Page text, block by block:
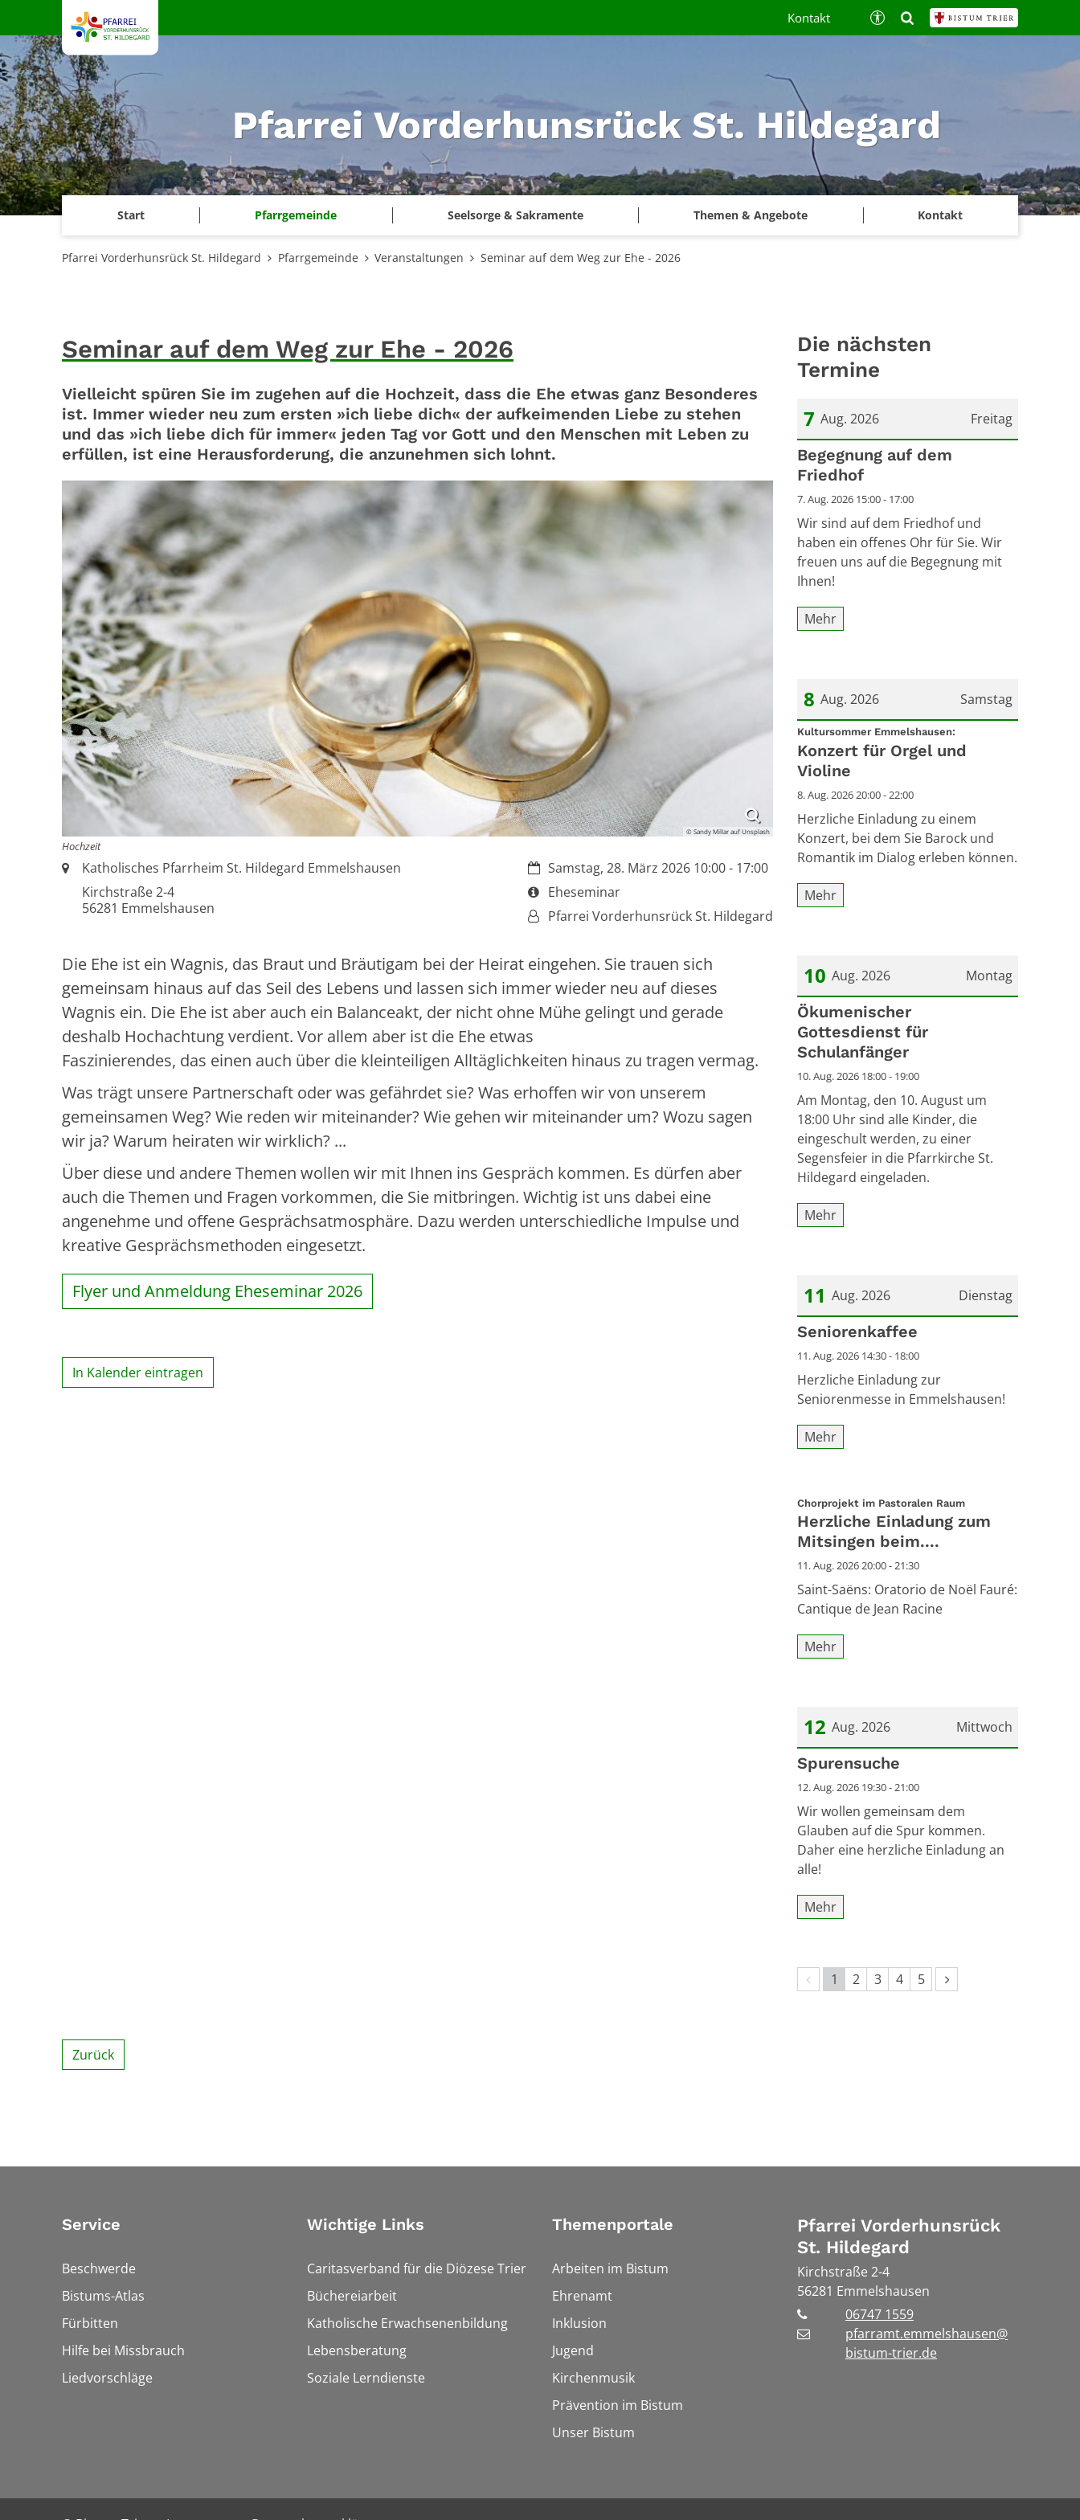
Zum Inhalt springen
Pfarrei Vorderhunsrück St. Hildegard
Start Pfarrgemeinde Seelsorge & Sakramente Themen & Angebote Kontakt
Kontakt
Pfarrei Vorderhunsrück St. Hildegard Pfarrgemeinde Veranstaltungen Seminar auf dem Weg zur Ehe - 2026
Seminar auf dem Weg zur Ehe - 2026
Vielleicht spüren Sie im zugehen auf die Hochzeit, dass die Ehe etwas ganz Besonderes
ist. Immer wieder neu zum ersten »ich liebe dich« der aufkeimenden Liebe zu stehen
und das »ich liebe dich für immer« jeden Tag vor Gott und den Menschen mit Leben zu
erfüllen, ist eine Herausforderung, die anzunehmen sich lohnt.
© Sandy Millar auf Unsplash
Hochzeit
Datum:
Samstag, 28. März 2026 10:00 - 17:00
Art bzw. Nummer:
Eheseminar
Von:Pfarrei Vorderhunsrück St. Hildegard
Ort:Katholisches Pfarrheim St. Hildegard Emmelshausen
Kirchstraße 2-4
56281 Emmelshausen
Die Ehe ist ein Wagnis, das Braut und Bräutigam bei der Heirat eingehen. Sie trauen sich
gemeinsam hinaus auf das Seil des Lebens und lassen sich immer wieder neu auf dieses
Wagnis ein. Die Ehe ist aber auch ein Balanceakt, der nicht ohne Mühe gelingt und gerade
deshalb Hochachtung verdient. Vor allem aber ist die Ehe etwas
Faszinierendes, das einen auch über die kleinteiligen Alltäglichkeiten hinaus zu tragen vermag.
Was trägt unsere Partnerschaft oder was gefährdet sie? Was erhoffen wir von unserem
gemeinsamen Weg? Wie reden wir miteinander? Wie gehen wir miteinander um? Wozu sagen
wir ja? Warum heiraten wir wirklich? ...
Über diese und andere Themen wollen wir mit Ihnen ins Gespräch kommen. Es dürfen aber
auch die Themen und Fragen vorkommen, die Sie mitbringen. Wichtig ist uns dabei eine
angenehme und offene Gesprächsatmosphäre. Dazu werden unterschiedliche Impulse und
kreative Gesprächsmethoden eingesetzt.
Flyer und Anmeldung Eheseminar 2026
In Kalender eintragen
Die nächsten
Termine
Freitag
7 Aug. 2026
Datum: 7. August 2026
Begegnung auf dem
Friedhof
7. Aug. 2026 15:00 - 17:00
Wir sind auf dem Friedhof und
haben ein offenes Ohr für Sie. Wir
freuen uns auf die Begegnung mit
Ihnen!
Mehr
Samstag
8 Aug. 2026
Datum: 8. August 2026
Kultursommer Emmelshausen:
Konzert für Orgel und
Violine
8. Aug. 2026 20:00 - 22:00
Herzliche Einladung zu einem
Konzert, bei dem Sie Barock und
Romantik im Dialog erleben können.
Mehr
Montag
10 Aug. 2026
Datum: 10. August 2026
Ökumenischer
Gottesdienst für
Schulanfänger
10. Aug. 2026 18:00 - 19:00
Am Montag, den 10. August um
18:00 Uhr sind alle Kinder, die
eingeschult werden, zu einer
Segensfeier in die Pfarrkirche St.
Hildegard eingeladen.
Mehr
Dienstag
11 Aug. 2026
Datum: 11. August 2026
Seniorenkaffee
11. Aug. 2026 14:30 - 18:00
Herzliche Einladung zur
Seniorenmesse in Emmelshausen!
Mehr
Chorprojekt im Pastoralen Raum:
Herzliche Einladung zum
Mitsingen beim....
11. Aug. 2026 20:00 - 21:30
Saint-Saëns: Oratorio de Noël Fauré:
Cantique de Jean Racine
Mehr
Mittwoch
12 Aug. 2026
Datum: 12. August 2026
Spurensuche
12. Aug. 2026 19:30 - 21:00
Wir wollen gemeinsam dem
Glauben auf die Spur kommen.
Daher eine herzliche Einladung an
alle!
Mehr
Vorherige Seite
1 2 3 4 5 Nächste Seite
Zurück
Service
Beschwerde
Bistums-Atlas
Fürbitten
Hilfe bei Missbrauch
Liedvorschläge
Wichtige Links
Caritasverband für die Diözese Trier
Büchereiarbeit
Katholische Erwachsenenbildung
Lebensberatung
Soziale Lerndienste
Themenportale
Arbeiten im Bistum
Ehrenamt
Inklusion
Jugend
Kirchenmusik
Prävention im Bistum
Unser Bistum
Pfarrei Vorderhunsrück
St. Hildegard
Kirchstraße 2-4
56281 Emmelshausen
06747 1559
pfarramt.emmelshausen@
bistum-trier.de